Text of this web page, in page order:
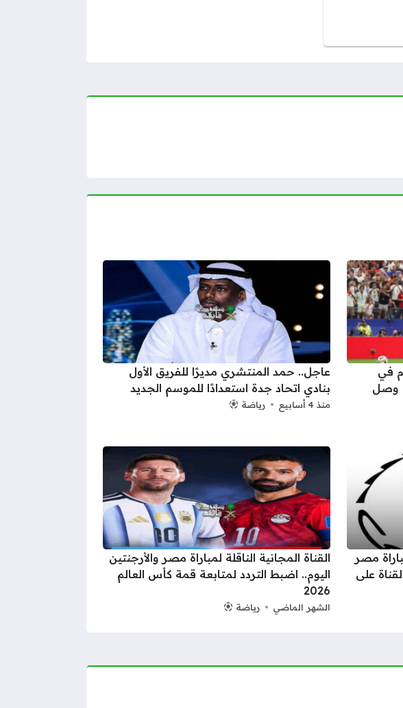
في
2026.. من وصل
عاجل.. حمد المنتشري مديرًا للفريق الأول
بنادي اتحاد جدة استعدادًا للموسم الجديد
منذ 4 أسابيع رياضة
مصر
على
القناة المجانية الناقلة لمباراة مصر والأرجنتين
اليوم.. اضبط التردد لمتابعة قمة كأس العالم
2026
الشهر الماضي رياضة